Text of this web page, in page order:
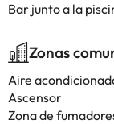
Bar junto a la
Zonas
Aire
Ascensor
Zona de